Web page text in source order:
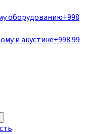
оборудованию+998
и акустике+998 99